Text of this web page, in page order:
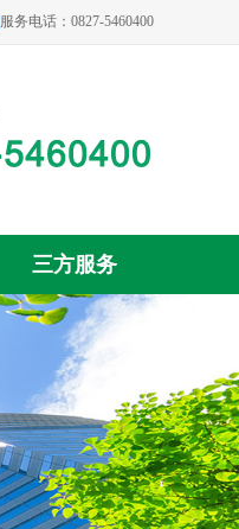
服务电话：0827-5460400
三方服务